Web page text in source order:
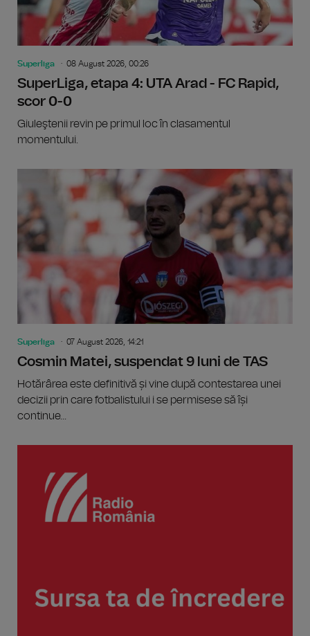
Superliga 08 August 2026, 00:26
SuperLiga, etapa 4: UTA Arad - FC Rapid,
scor 0-0
Giuleştenii revin pe primul loc în clasamentul
momentului.
Superliga 07 August 2026, 14:21
Cosmin Matei, suspendat 9 luni de TAS
Hotărârea este definitivă și vine după contestarea unei
decizii prin care fotbalistului i se permisese să își
continue...